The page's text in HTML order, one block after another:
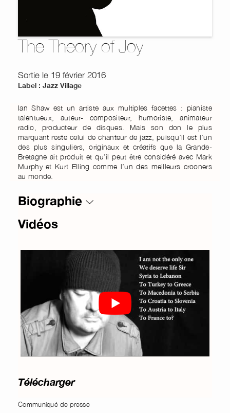
The Theory of Joy
Sortie le 19 février 2016
Label : Jazz Village
Ian Shaw est un artiste aux multiples facettes : pianiste
talentueux, auteur- compositeur, humoriste, animateur
radio, producteur de disques. Mais son don le plus
marquant reste celui de chanteur de jazz, puisqu’il est l’un
des plus singuliers, originaux et créatifs que la Grande-
Bretagne ait produit et qu’il peut être considéré avec Mark
Murphy et Kurt Elling comme l’un des meilleurs crooners
au monde.
Biographie
Vidéos
Télécharger
Communiqué de presse